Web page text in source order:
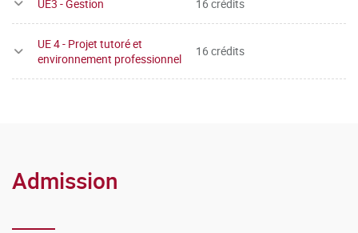
UE3 - Gestion 16 crédits
UE 4 - Projet tutoré et
environnement professionnel
16 crédits
Admission